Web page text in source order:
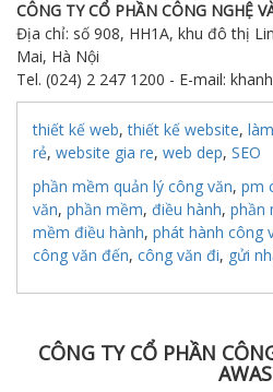
CÔNG TY CỔ PHẦN CÔNG NGHỆ
Địa chỉ: số 908, HH1A, khu đô thị
Mai, Hà Nội
Tel. (024) 2 247 1200 - E-mail:
thiết kế web,thiết kế website,
rẻ, website gia re, web dep, SEO
phần mềm quản lý công văn, pm
văn, phần mềm, điều hành, phần
mềm điều hành, phát hành công
công văn đến, công văn đi, gửi
CÔNG TY CỔ PHẦN
AWAS